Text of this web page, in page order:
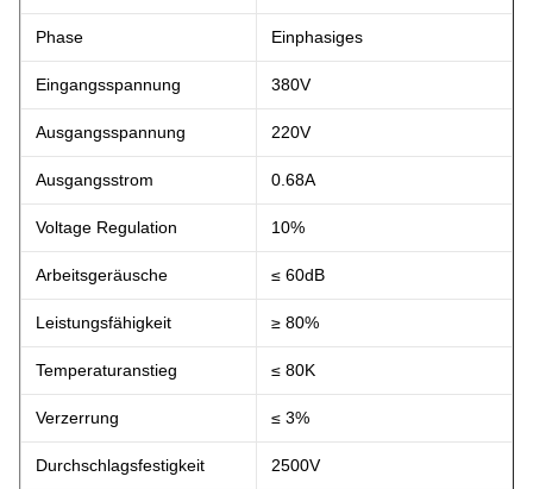
Phase Einphasiges
Eingangsspannung 380V
Ausgangsspannung 220V
Ausgangsstrom 0.68A
Voltage Regulation 10%
Arbeitsgeräusche ≤ 60dB
Leistungsfähigkeit ≥ 80%
Temperaturanstieg ≤ 80K
Verzerrung ≤ 3%
Durchschlagsfestigkeit 2500V